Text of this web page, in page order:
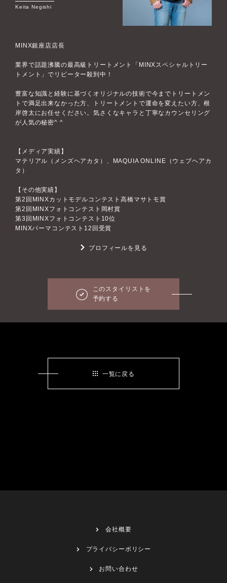
Keita Negishi
MINX銀座店店長
業界で話題沸騰の最高級トリートメント「MINXスペシャルトリー
トメント」でリピーター殺到中！
豊富な知識と経験に基づくオリジナルの技術で今までトリートメン
トで満足出来なかった方、トリートメントで運命を変えたい方、根
岸啓太にお任せください。気さくなキャラと丁寧なカウンセリング
が人気の秘密^ ^
【メディア実績】
マテリアル（メンズヘアカタ）、MAQUIA ONLINE（ウェブヘアカ
タ）
【その他実績】
第2回MINXカットモデルコンテスト高橋マサトモ賞
第2回MINXフォトコンテスト岡村賞
第3回MINXフォトコンテスト10位
MINXパーマコンテスト12回受賞
プロフィールを見る
このスタイリストを
予約する
一覧に戻る
会社概要
プライバシーポリシー
お問い合わせ